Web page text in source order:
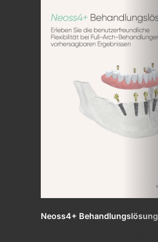
Neoss4+ Behandlungslösung